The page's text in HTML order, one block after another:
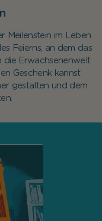
Meilenstein im Leben
Feierns, an dem das
die Erwachsenenwelt
Geschenk kannst
gestalten und dem